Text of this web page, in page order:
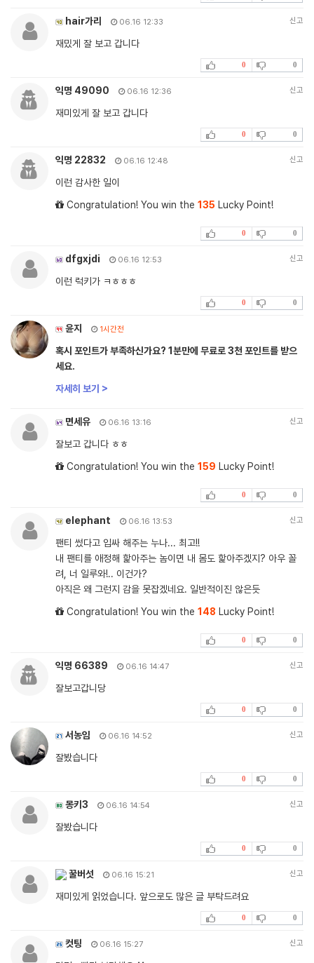
hair가리 06.16 12:33 신고
재밌게 잘 보고 갑니다
0 0
익명 49090 06.16 12:36 신고
재미있게 잘 보고 갑니다
0 0
익명 22832 06.16 12:48 신고
이런 감사한 일이
Congratulation! You win the 135 Lucky Point!
0 0
dfgxjdi 06.16 12:53 신고
이런 럭키가 ㅋㅎㅎㅎ
0 0
윤지 1시간전
혹시 포인트가 부족하신가요? 1분만에 무료로 3천 포인트를 받으
세요.
자세히 보기 >
면세유 06.16 13:16 신고
잘보고 갑니다 ㅎㅎ
Congratulation! You win the 159 Lucky Point!
0 0
elephant 06.16 13:53 신고
팬티 썼다고 입싸 해주는 누나... 최고!!
내 팬티를 애정해 핥아주는 놈이면 내 몸도 핥아주겠지? 아우 꼴
려, 너 일루와!.. 이건가?
아직은 왜 그런지 감을 못잡겠네요. 일반적이진 않은듯
Congratulation! You win the 148 Lucky Point!
0 0
익명 66389 06.16 14:47 신고
잘보고갑니당
0 0
서농임 06.16 14:52 신고
잘봤습니다
0 0
몽키3 06.16 14:54 신고
잘봤습니다
0 0
꿀버섯 06.16 15:21 신고
재미있게 읽었습니다. 앞으로도 많은 글 부탁드려요
0 0
컷팅 06.16 15:27 신고